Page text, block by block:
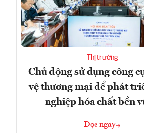
Thị trường
Chủ động sử dụng công
vệ thương mại để phát
nghiệp hóa chất bền
Đọc ngay